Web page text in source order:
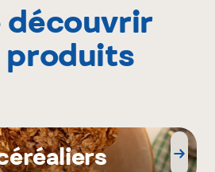
découvrir
produits